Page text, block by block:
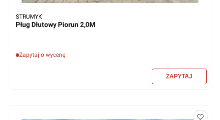
Pług Dłutowy Piorun 2,0M
Zapytaj o wycenę
STRUMYK